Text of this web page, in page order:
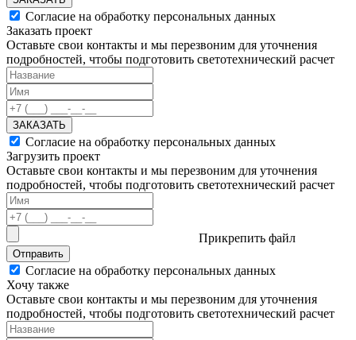
Согласие на обработку персональных данных
Заказать проект
Оставьте свои контакты и мы перезвоним для уточнения
подробностей, чтобы подготовить светотехнический расчет
ЗАКАЗАТЬ
Согласие на обработку персональных данных
Загрузить проект
Оставьте свои контакты и мы перезвоним для уточнения
подробностей, чтобы подготовить светотехнический расчет
Прикрепить файл
Отправить
Согласие на обработку персональных данных
Хочу также
Оставьте свои контакты и мы перезвоним для уточнения
подробностей, чтобы подготовить светотехнический расчет